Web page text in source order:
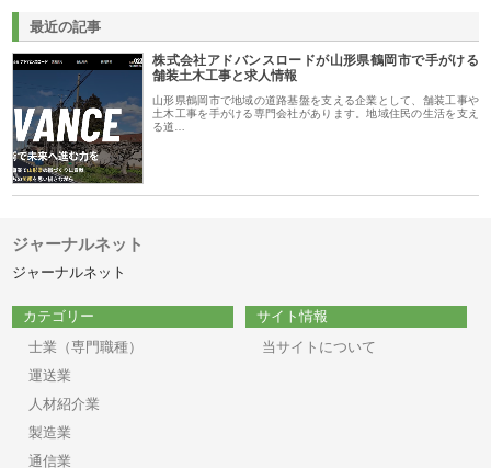
最近の記事
株式会社アドバンスロードが山形県鶴岡市で手がける
舗装土木工事と求人情報
山形県鶴岡市で地域の道路基盤を支える企業として、舗装工事や
土木工事を手がける専門会社があります。地域住民の生活を支え
る道…
ジャーナルネット
ジャーナルネット
カテゴリー
士業（専門職種）
運送業
人材紹介業
製造業
通信業
サイト情報
当サイトについて